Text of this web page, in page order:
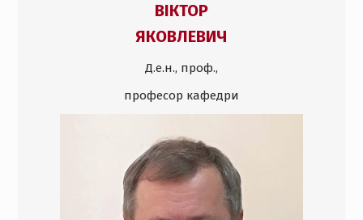
ВІКТОР
ЯКОВЛЕВИЧ
Д.е.н., проф.,
професор кафедри